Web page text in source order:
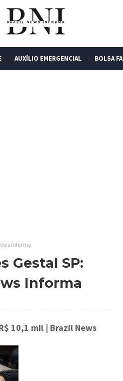
AUXÍLIO EMERGENCIAL BOLSA
Informa
Gestal SP:
Informa
10,1 mil | Brazil News